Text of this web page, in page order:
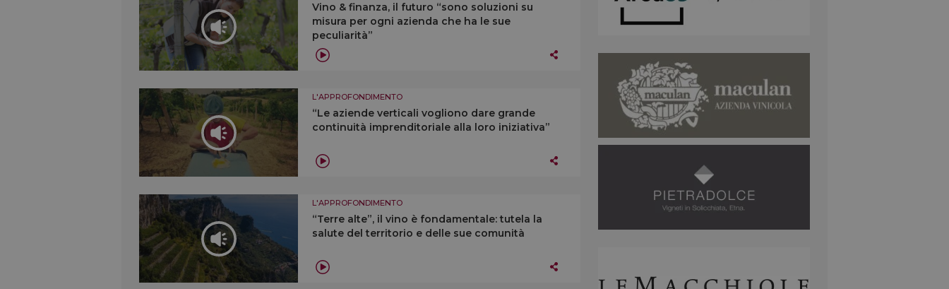
Vino & finanza, il futuro “sono soluzioni su
misura per ogni azienda che ha le sue
peculiarità”
L'APPROFONDIMENTO
“Le aziende verticali vogliono dare grande
continuità imprenditoriale alla loro iniziativa”
L'APPROFONDIMENTO
“Terre alte”, il vino è fondamentale: tutela la
salute del territorio e delle sue comunità